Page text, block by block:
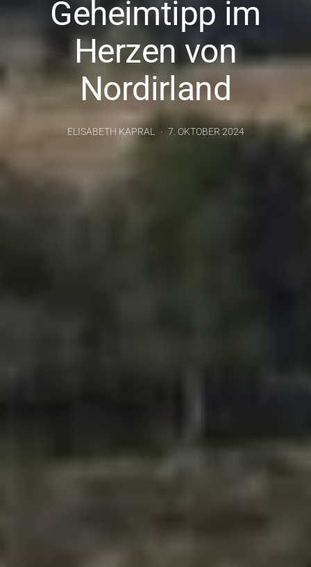
Geheimtipp im
Herzen von
Nordirland
ELISABETH KAPRAL 7. OKTOBER 2024